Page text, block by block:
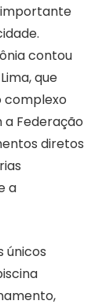
importante
contou
que
complexo
Federação
diretos
a
únicos